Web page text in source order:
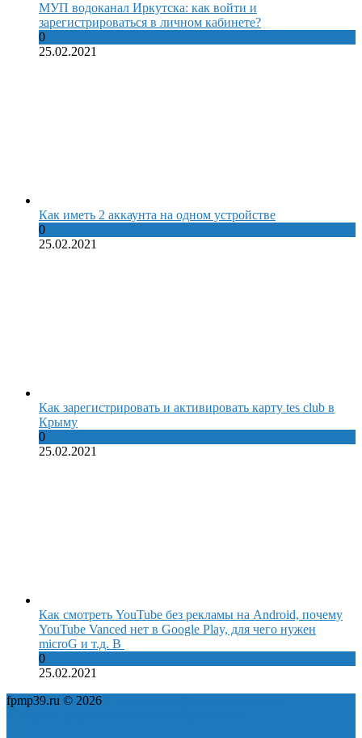
МУП водоканал Иркутска: как войти и
зарегистрироваться в личном кабинете?
0
25.02.2021
Как иметь 2 аккаунта на одном устройстве
0
25.02.2021
Как зарегистрировать и активировать карту tes club в
Крыму
0
25.02.2021
Как смотреть YouTube без рекламы на Android, почему
YouTube Vanced нет в Google Play, для чего нужен
microG и т.д. В
0
25.02.2021
fpmp39.ru © 2026